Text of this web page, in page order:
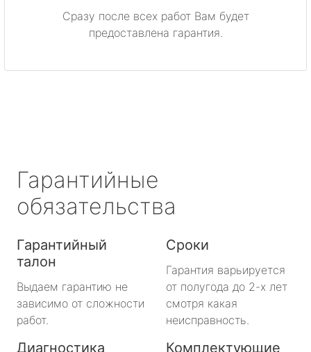
Сразу после всех работ Вам будет
предоставлена гарантия.
Гарантийные
обязательства
Гарантийный
талон
Выдаем гарантию не
зависимо от сложности
работ.
Сроки
Гарантия варьируется
от полугода до 2-х лет
смотря какая
неисправность.
Диагностика Комплектующие